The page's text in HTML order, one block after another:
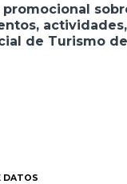
de Turismo
DATOS